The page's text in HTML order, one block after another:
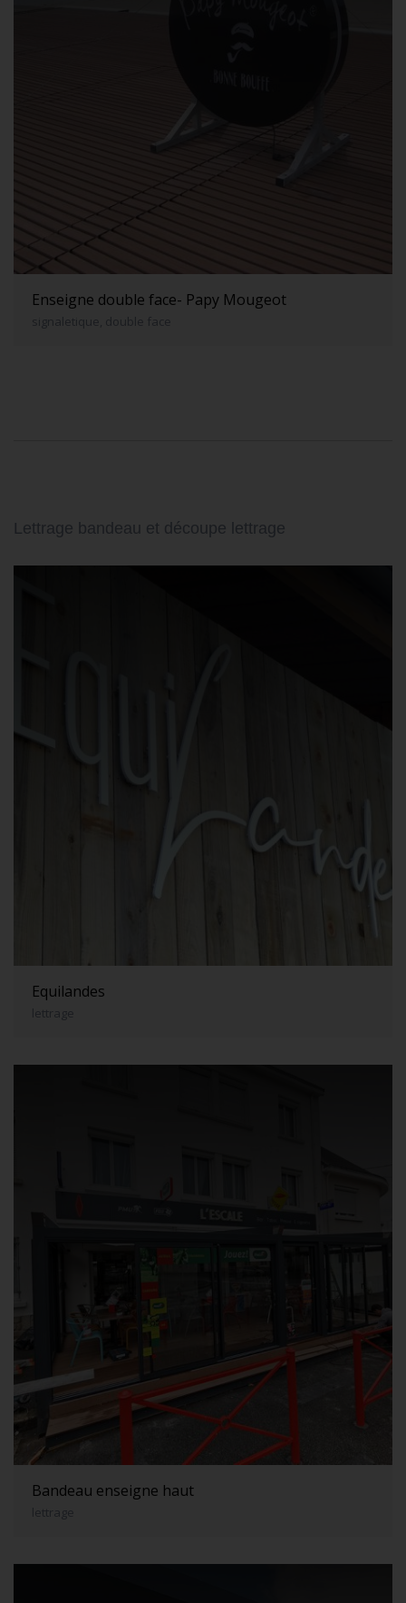
Enseigne double face- Papy Mougeot
signaletique, double face
Lettrage bandeau et découpe lettrage
Equilandes
lettrage
Bandeau enseigne haut
lettrage